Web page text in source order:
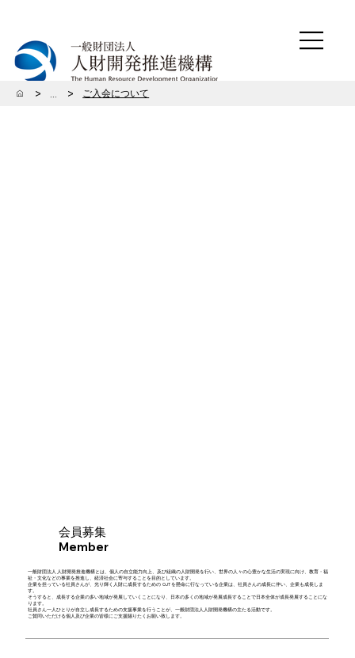
> > ご入会について
​会員募集
Member
一般財団法人 人財開発推進機構とは、個人の自立能力向上、及び組織の人財開発を行い、世界の人々の心豊かな生活の実現に向け、教育・福
祉・文化などの事業を推進し、経済社会に寄与することを目的としています。
企業を担っている社員さんが、光り輝く人財に成長するための OJT を懸命に行なっている企業は、社員さんの成長に伴い、企業も成長しま
す。
そうすると、成長する企業の多い地域が発展していくことになり、日本の多くの地域が発展成長することで日本全体が成長発展することにな
ります。
社員さん一人ひとりが自立し成長するための支援事業を行うことが、一般財団法人人財開発機構の主たる活動です。
ご賛同いただける個人及び企業の皆様にご支援賜りたくお願い致します。